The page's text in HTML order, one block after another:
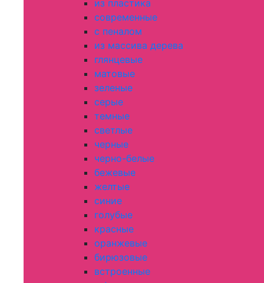
из пластика
современные
с пеналом
из массива дерева
глянцевые
матовые
зеленые
серые
темные
светлые
черные
черно-белые
бежевые
желтые
синие
голубые
красные
оранжевые
бирюзовые
встроенные